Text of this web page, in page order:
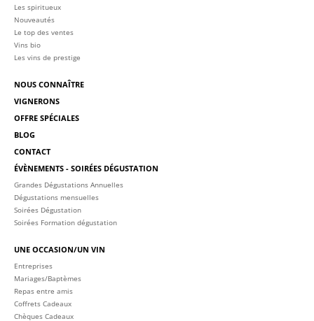
Les spiritueux
Nouveautés
Le top des ventes
Vins bio
Les vins de prestige
NOUS CONNAÎTRE
VIGNERONS
OFFRE SPÉCIALES
BLOG
CONTACT
ÉVÈNEMENTS - SOIRÉES DÉGUSTATION
Grandes Dégustations Annuelles
Dégustations mensuelles
Soirées Dégustation
Soirées Formation dégustation
UNE OCCASION/UN VIN
Entreprises
Mariages/Baptèmes
Repas entre amis
Coffrets Cadeaux
Chèques Cadeaux